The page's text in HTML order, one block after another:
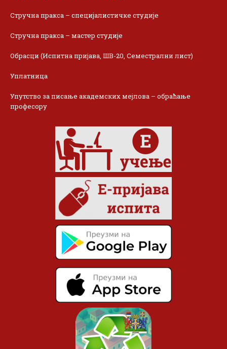
Стручна пракса – специјалистичке студије
Стручна пракса – мастер студије
Обрасци (Испитна пријава, ШВ-20, Семестрални лист)
Уплатница
Упутство за писање академских мејлова – обраћање
професору